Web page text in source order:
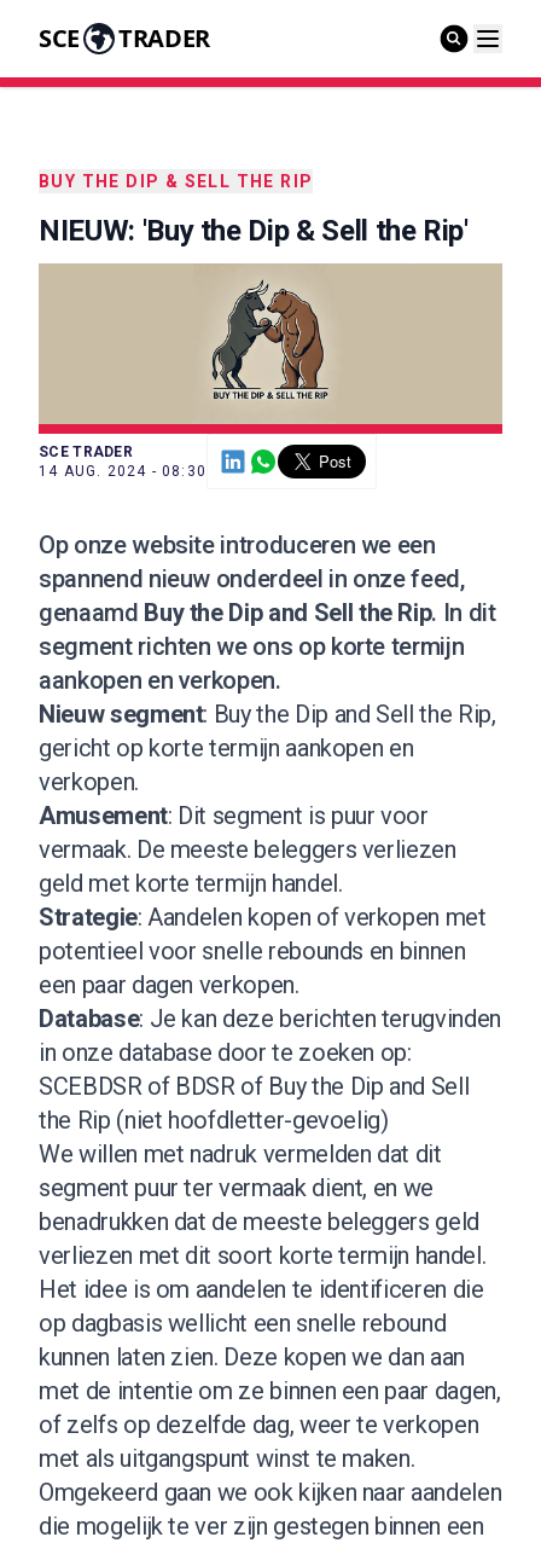
SCE TRADER
BUY THE DIP & SELL THE RIP
NIEUW: 'Buy the Dip & Sell the Rip'
SCE TRADER
14 AUG. 2024 - 08:30
Op onze website introduceren we een
spannend nieuw onderdeel in onze feed,
genaamd Buy the Dip and Sell the Rip. In dit
segment richten we ons op korte termijn
aankopen en verkopen.
Nieuw segment: Buy the Dip and Sell the Rip,
gericht op korte termijn aankopen en
verkopen.
Amusement: Dit segment is puur voor
vermaak. De meeste beleggers verliezen
geld met korte termijn handel.
Strategie: Aandelen kopen of verkopen met
potentieel voor snelle rebounds en binnen
een paar dagen verkopen.
Database: Je kan deze berichten terugvinden
in onze database door te zoeken op:
SCEBDSR of BDSR of Buy the Dip and Sell
the Rip (niet hoofdletter-gevoelig)
We willen met nadruk vermelden dat dit
segment puur ter vermaak dient, en we
benadrukken dat de meeste beleggers geld
verliezen met dit soort korte termijn handel.
Het idee is om aandelen te identificeren die
op dagbasis wellicht een snelle rebound
kunnen laten zien. Deze kopen we dan aan
met de intentie om ze binnen een paar dagen,
of zelfs op dezelfde dag, weer te verkopen
met als uitgangspunt winst te maken.
Omgekeerd gaan we ook kijken naar aandelen
die mogelijk te ver zijn gestegen binnen een